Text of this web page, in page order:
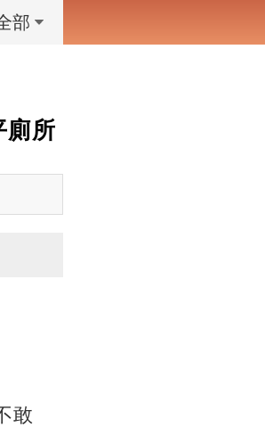
寵物
部
廁所
敢